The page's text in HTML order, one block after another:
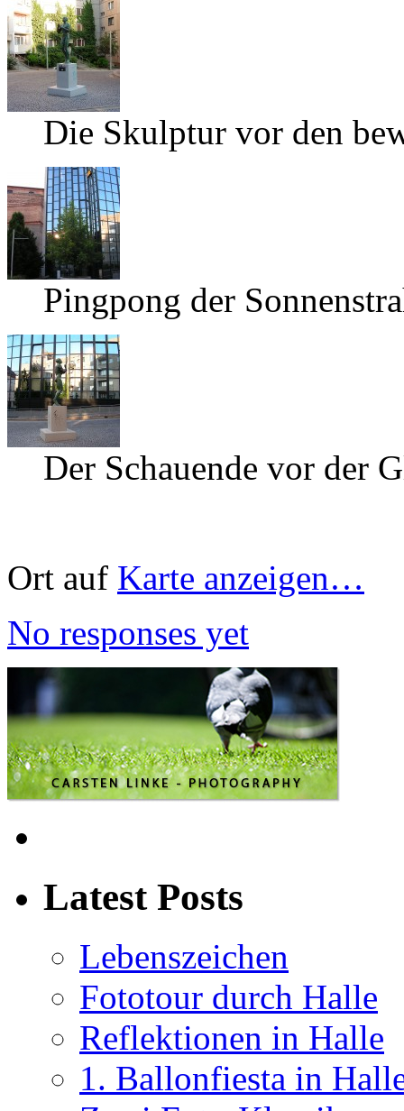
Die Skulptur vor den
Pingpong der
Der Schauende vor der
Ort auf Karte anzeigen…
No responses yet
Latest Posts
Lebenszeichen
Fototour durch Halle
Reflektionen in Halle
1. Ballonfiesta in